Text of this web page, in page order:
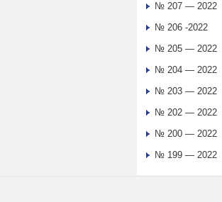
№ 207 — 2022
№ 206 -2022
№ 205 — 2022
№ 204 — 2022
№ 203 — 2022
№ 202 — 2022
№ 200 — 2022
№ 199 — 2022